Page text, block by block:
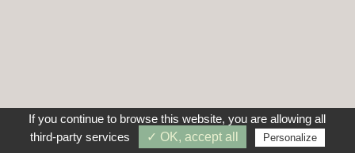
If you continue to browse this website, you are allowing all
third-party services
✓ OK, accept all Personalize